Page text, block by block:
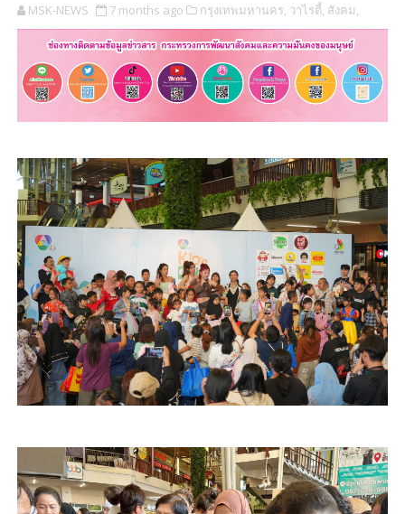
MSK-NEWS 7 months ago กรุงเทพมหานคร, วาไรตี้, สังคม,